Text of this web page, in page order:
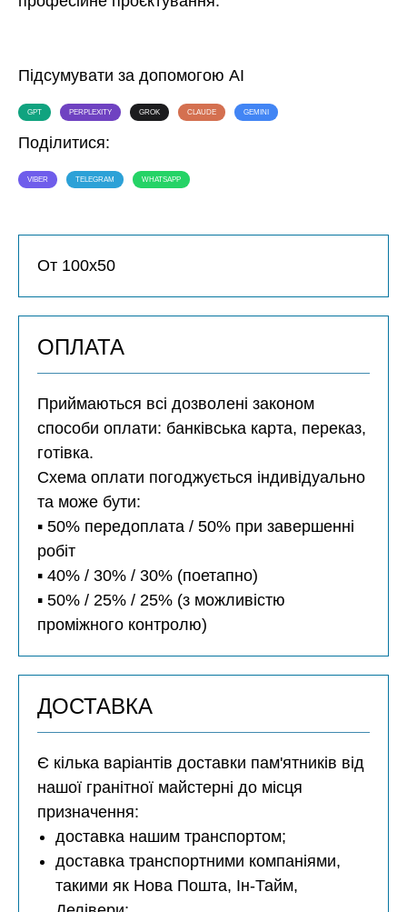
Підсумувати за допомогою AI
GPT PERPLEXITY GROK CLAUDE GEMINI
Поділитися:
VIBER TELEGRAM WHATSAPP
От 100х50
ОПЛАТА
Приймаються всі дозволені законом
способи оплати: банківська карта, переказ,
готівка.
Схема оплати погоджується індивідуально
та може бути:
▪️ 50% передоплата / 50% при завершенні
робіт
▪️ 40% / 30% / 30% (поетапно)
▪️ 50% / 25% / 25% (з можливістю
проміжного контролю)
ДОСТАВКА
Є кілька варіантів доставки пам'ятників від
нашої гранітної майстерні до місця
призначення:
доставка нашим транспортом;
доставка транспортними компаніями,
такими як Нова Пошта, Ін-Тайм,